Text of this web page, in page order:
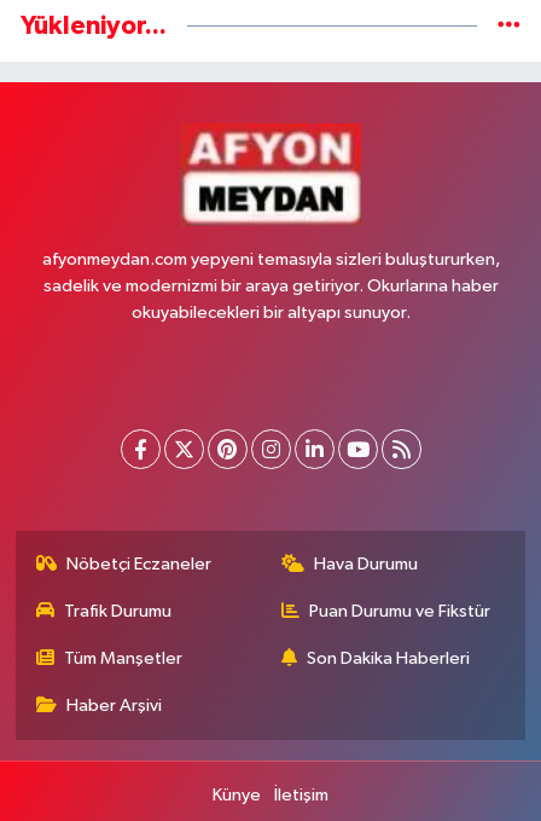
Yükleniyor...
afyonmeydan.com yepyeni temasıyla sizleri buluştururken,
sadelik ve modernizmi bir araya getiriyor. Okurlarına haber
okuyabilecekleri bir altyapı sunuyor.
Nöbetçi Eczaneler Hava Durumu
Trafik Durumu Puan Durumu ve Fikstür
Tüm Manşetler Son Dakika Haberleri
Haber Arşivi
Künye İletişim